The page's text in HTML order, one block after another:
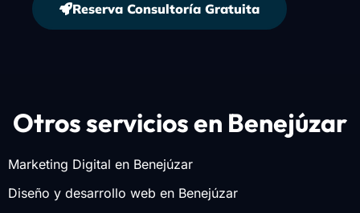
Reserva Consultoría Gratuita
Otros servicios en Benejúzar
Marketing Digital en Benejúzar
Diseño y desarrollo web en Benejúzar